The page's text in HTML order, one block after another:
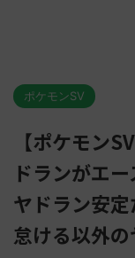
ポケモンSV
【ポケモン
ドランがエ
ヤドラン安
怠ける以外